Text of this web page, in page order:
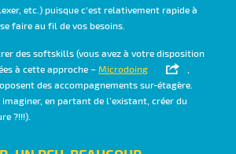
etc.) puisque c'est relativement rapide à
faire au fil de vos besoins.
des softskills (vous avez à votre disposition
à cette approche – Microdoing
des accompagnements sur-étagère.
en partant de l’existant, créer du
?!!!).